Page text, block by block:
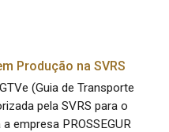
Produção na SVRS
(Guia de Transporte
pela SVRS para o
empresa PROSSEGUR